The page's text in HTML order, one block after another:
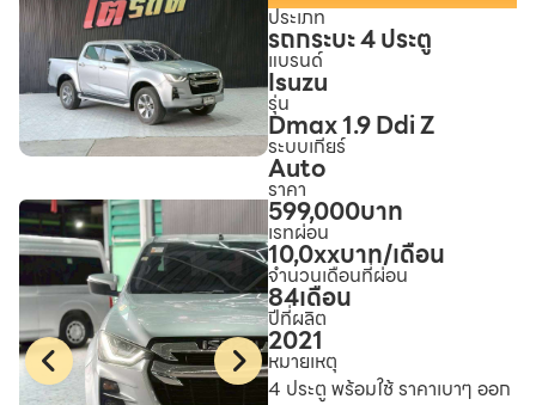
ประเภท
รถกระบะ 4 ประตู
แบรนด์
Isuzu
รุ่น
Dmax 1.9 Ddi Z
ระบบเกียร์
Auto
ราคา
599,000บาท
เรทผ่อน
10,0xxบาท/เดือน
จำนวนเดือนที่ผ่อน
84เดือน
ปีที่ผลิต
2021
หมายเหตุ
4 ประตู พร้อมใช้ ราคาเบาๆ ออก